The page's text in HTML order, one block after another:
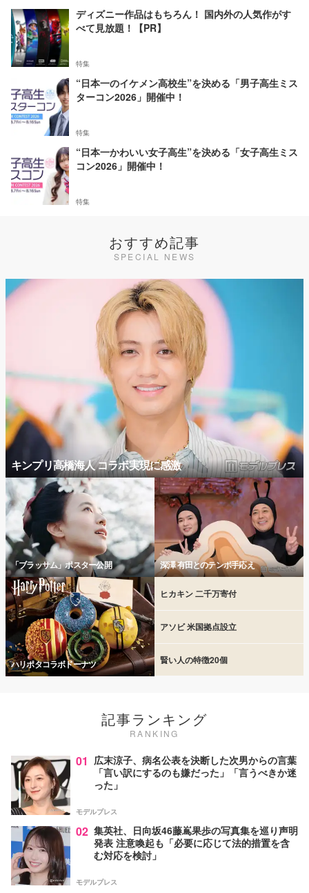
ディズニー作品はもちろん！ 国内外の人気作がす
べて見放題！【PR】
特集
“日本一のイケメン高校生”を決める「男子高生ミス
ターコン2026」開催中！
特集
“日本一かわいい女子高生”を決める「女子高生ミス
コン2026」開催中！
特集
おすすめ記事
SPECIAL NEWS
キンプリ高橋海人 コラボ実現に感激
「ブラッサム」ポスター公開 深澤 有田とのテンポ手応え
ハリポタコラボドーナツ
ヒカキン 二千万寄付
アソビ 米国拠点設立
賢い人の特徴20個
記事ランキング
RANKING
01 広末涼子、病名公表を決断した次男からの言葉
「言い訳にするのも嫌だった」「言うべきか迷
った」
モデルプレス
02 集英社、日向坂46藤嶌果歩の写真集を巡り声明
発表 注意喚起も「必要に応じて法的措置を含
む対応を検討」
モデルプレス